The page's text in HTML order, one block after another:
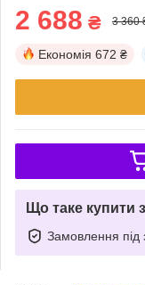
2 688 ₴ 3 360
Економія 672 ₴
Що таке купити
Замовлення під